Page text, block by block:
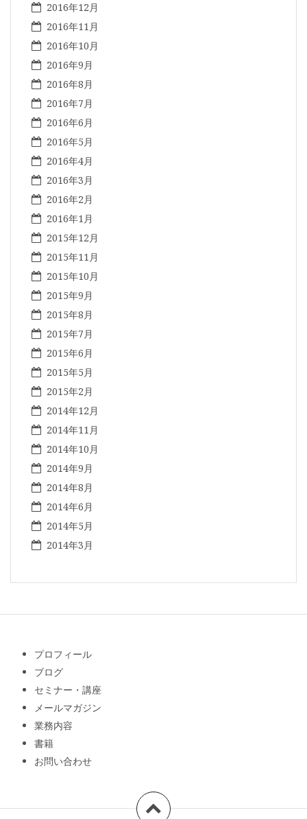
2016年12月
2016年11月
2016年10月
2016年9月
2016年8月
2016年7月
2016年6月
2016年5月
2016年4月
2016年3月
2016年2月
2016年1月
2015年12月
2015年11月
2015年10月
2015年9月
2015年8月
2015年7月
2015年6月
2015年5月
2015年2月
2014年12月
2014年11月
2014年10月
2014年9月
2014年8月
2014年6月
2014年5月
2014年3月
プロフィール
ブログ
セミナー・講座
メールマガジン
業務内容
書籍
お問い合わせ